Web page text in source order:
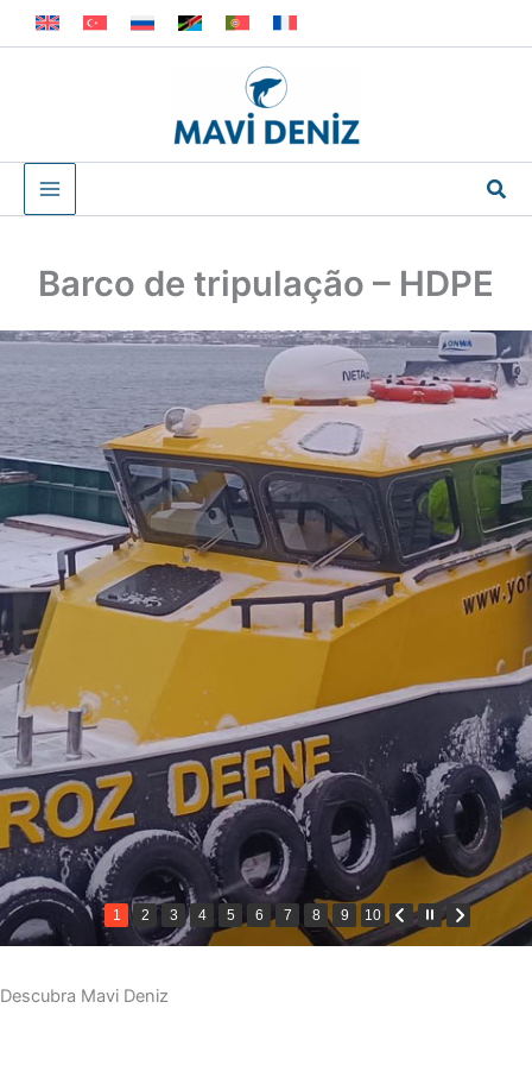
to
Barco de tripulação – HDPE
1 2 3 4 5 6 7 8 9 10
Descubra Mavi Deniz